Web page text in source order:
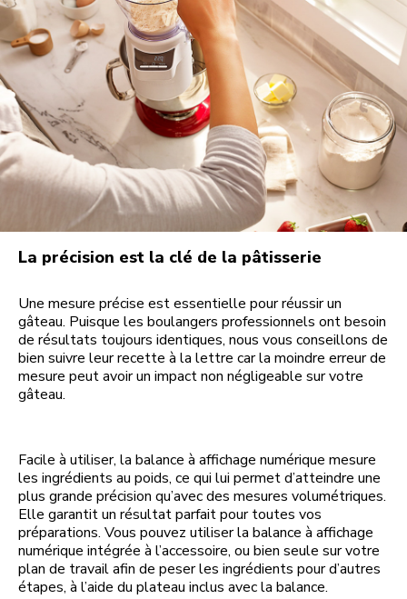
La précision est la clé de la pâtisserie
Une mesure précise est essentielle pour réussir un
gâteau. Puisque les boulangers professionnels ont besoin
de résultats toujours identiques, nous vous conseillons de
bien suivre leur recette à la lettre car la moindre erreur de
mesure peut avoir un impact non négligeable sur votre
gâteau.
Facile à utiliser, la balance à affichage numérique mesure
les ingrédients au poids, ce qui lui permet d’atteindre une
plus grande précision qu’avec des mesures volumétriques.
Elle garantit un résultat parfait pour toutes vos
préparations. Vous pouvez utiliser la balance à affichage
numérique intégrée à l’accessoire, ou bien seule sur votre
plan de travail afin de peser les ingrédients pour d’autres
étapes, à l’aide du plateau inclus avec la balance.